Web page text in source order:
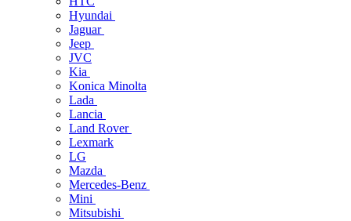
Hyundai
Jaguar
Jeep
JVC
Kia
Konica Minolta
Lada
Lancia
Land Rover
Lexmark
LG
Mazda
Mercedes-Benz
Mini
Mitsubishi